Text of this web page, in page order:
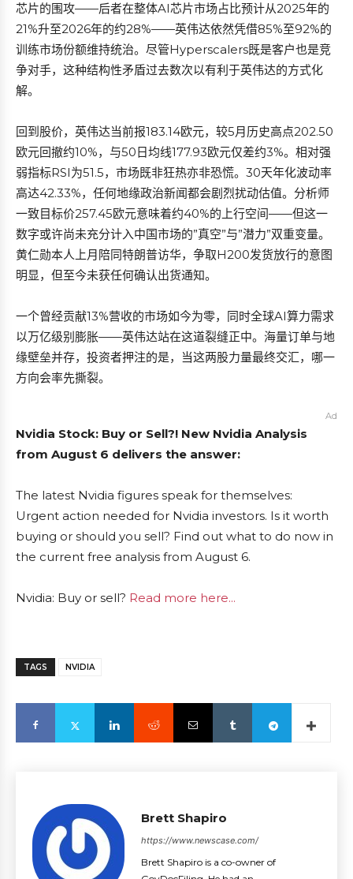
芯片的围攻——后者在整体AI芯片市场占比预计从2025年的
21%升至2026年的约28%——英伟达依然凭借85%至92%的
训练市场份额维持统治。尽管Hyperscalers既是客户也是竞
争对手，这种结构性矛盾过去数次以有利于英伟达的方式化
解。
回到股价，英伟达当前报183.14欧元，较5月历史高点202.50
欧元回撤约10%，与50日均线177.93欧元仅差约3%。相对强
弱指标RSI为51.5，市场既非狂热亦非恐慌。30天年化波动率
高达42.33%，任何地缘政治新闻都会剧烈扰动估值。分析师
一致目标价257.45欧元意味着约40%的上行空间——但这一
数字或许尚未充分计入中国市场的”真空”与”潜力”双重变量。
黄仁勋本人上月陪同特朗普访华，争取H200发货放行的意图
明显，但至今未获任何确认出货通知。
一个曾经贡献13%营收的市场如今为零，同时全球AI算力需求
以万亿级别膨胀——英伟达站在这道裂缝正中。海量订单与地
缘壁垒并存，投资者押注的是，当这两股力量最终交汇，哪一
方向会率先撕裂。
Ad
Nvidia Stock: Buy or Sell?! New Nvidia Analysis
from August 6 delivers the answer:
The latest Nvidia figures speak for themselves:
Urgent action needed for Nvidia investors. Is it worth
buying or should you sell? Find out what to do now in
the current free analysis from August 6.
Nvidia: Buy or sell? Read more here...
TAGS NVIDIA
Brett Shapiro
https://www.newscase.com/
Brett Shapiro is a co-owner of